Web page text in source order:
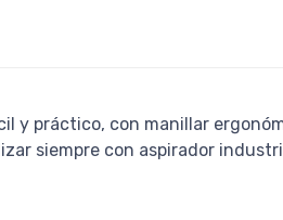
y práctico, con manillar
siempre con aspirador